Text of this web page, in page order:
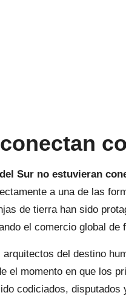
Sur no estuvieran
a una de las
de tierra han sido
el comercio global de
del destino
momento en que los
codiciados,